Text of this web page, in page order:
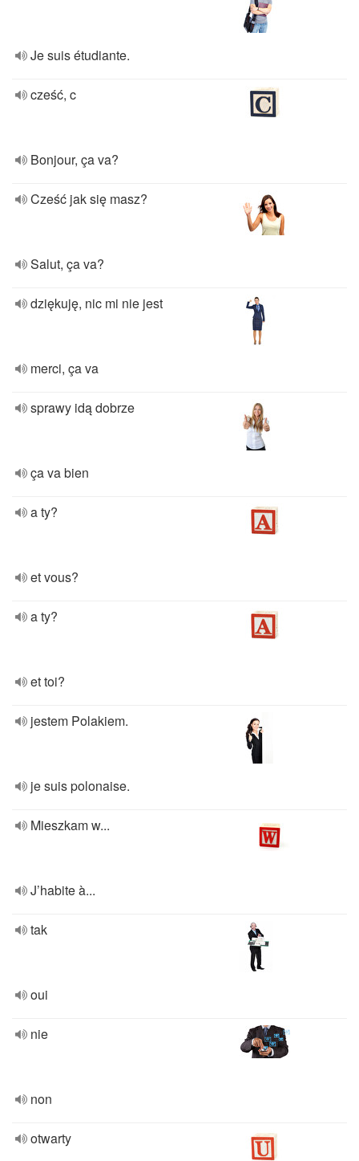
Je suis étudiante.
cześć, c
Bonjour, ça va?
Cześć jak się masz?
Salut, ça va?
dziękuję, nic mi nie jest
merci, ça va
sprawy idą dobrze
ça va bien
a ty?
et vous?
a ty?
et toi?
jestem Polakiem.
je suis polonaise.
Mieszkam w...
J’habite à...
tak
oui
nie
non
otwarty